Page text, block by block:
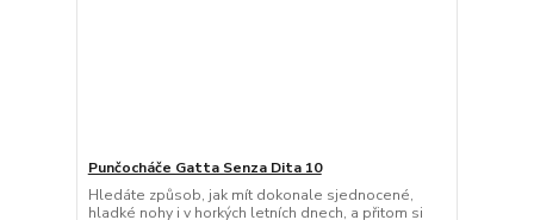
Punčocháče Gatta Senza Dita 10
Hledáte způsob, jak mít dokonale sjednocené,
hladké nohy i v horkých letních dnech, a přitom si